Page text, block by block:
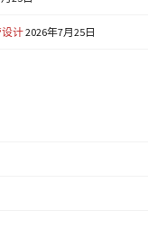
设计2026年7月25日